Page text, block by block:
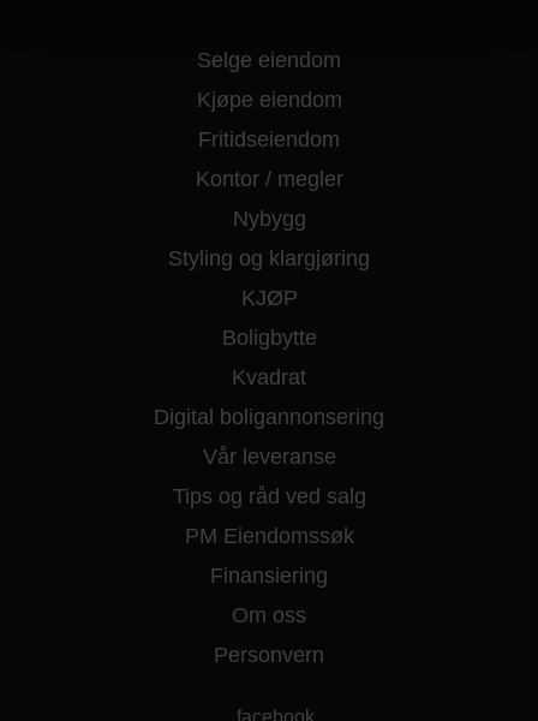
Selge eiendom
Kjøpe eiendom
Fritidseiendom
Kontor / megler
Nybygg
Styling og klargjøring
KJØP
Boligbytte
Kvadrat
Digital boligannonsering
Vår leveranse
Tips og råd ved salg
PM Eiendomssøk
Finansiering
Om oss
Personvern
facebook